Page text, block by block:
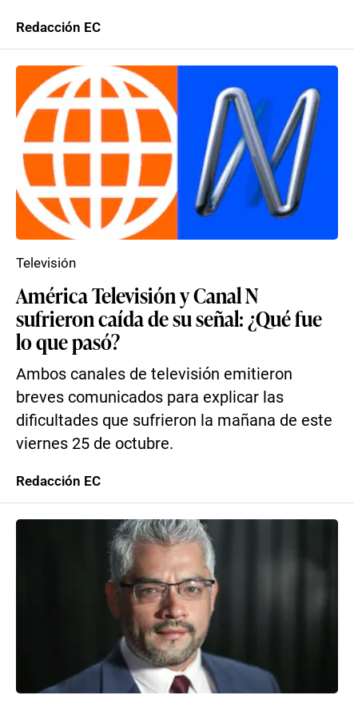
Redacción EC
América Televisión y Canal N
sufrieron caída de su señal: ¿Qué fue
lo que pasó?
Ambos canales de televisión emitieron
breves comunicados para explicar las
dificultades que sufrieron la mañana de este
viernes 25 de octubre.
Televisión
Redacción EC